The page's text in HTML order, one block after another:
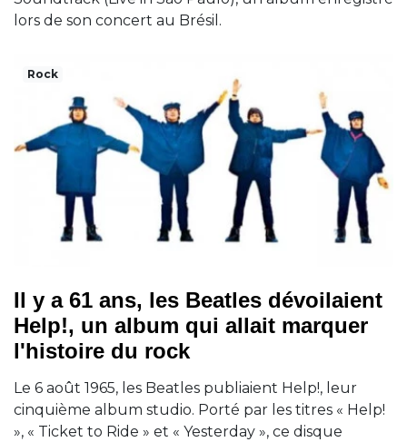
lors de son concert au Brésil.
Rock
Il y a 61 ans, les Beatles dévoilaient
Help!, un album qui allait marquer
l'histoire du rock
Le 6 août 1965, les Beatles publiaient Help!, leur
cinquième album studio. Porté par les titres « Help!
», « Ticket to Ride » et « Yesterday », ce disque